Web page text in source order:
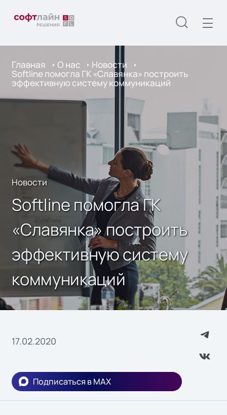
Главная О нас Новости
Softline помогла ГК «Славянка» построить
эффективную систему коммуникаций
Новости
Softline помогла ГК
«Славянка» построить
эффективную систему
коммуникаций
17.02.2020
Подписаться в MAX